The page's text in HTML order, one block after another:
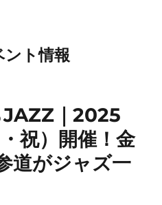
ント情報
JAZZ｜2025
祝）開催！金
道がジャズ一